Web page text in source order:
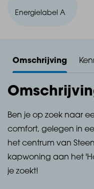
Energielabel A
Omschrijving
Ben je op zoek naar
comfort, gelegen in
het centrum van
kapwoning aan het
je zoekt!